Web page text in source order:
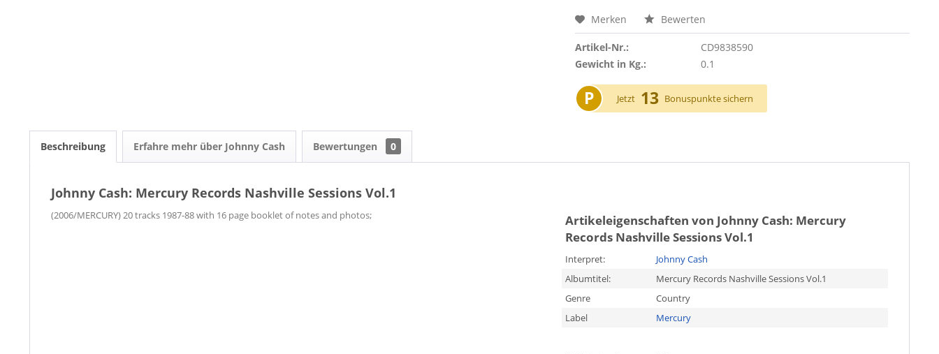
Merken Bewerten
Artikel-Nr.:
CD9838590
Gewicht in Kg.:
0.1
P Jetzt 13 Bonuspunkte sichern
Beschreibung Erfahre mehr über Johnny Cash Bewertungen 0
Johnny Cash: Mercury Records Nashville Sessions Vol.1
(2006/MERCURY) 20 tracks 1987-88 with 16 page booklet of notes and photos; Artikeleigenschaften von Johnny Cash: Mercury
Records Nashville Sessions Vol.1
Interpret:
Johnny Cash
Albumtitel:
Mercury Records Nashville Sessions Vol.1
Genre
Country
Label
Mercury